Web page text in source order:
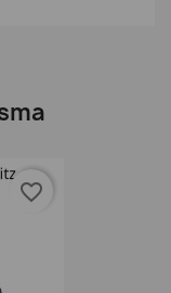
favorite_border